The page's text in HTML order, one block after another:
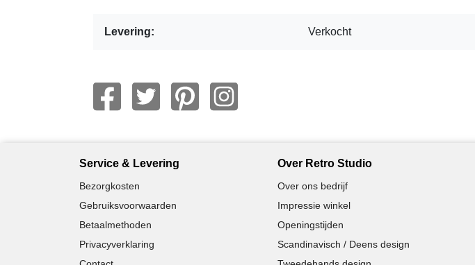
Levering: Verkocht
Service & Levering
Bezorgkosten
Gebruiksvoorwaarden
Betaalmethoden
Privacyverklaring
Over Retro Studio
Over ons bedrijf
Impressie winkel
Openingstijden
Scandinavisch / Deens design